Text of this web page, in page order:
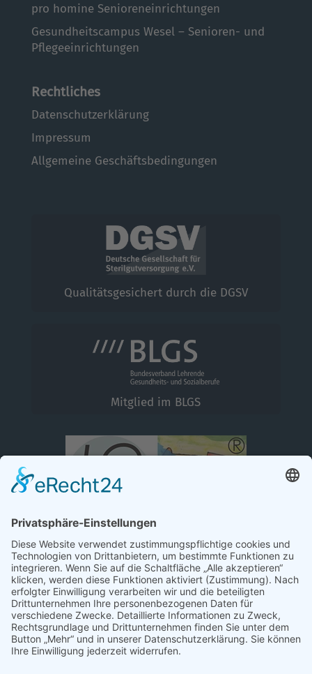
pro homine Senioreneinrichtungen
Gesundheitscampus Wesel – Senioren- und
Pflegeeinrichtungen
Rechtliches
Datenschutzerklärung
Impressum
Allgemeine Geschäftsbedingungen
Qualitätsgesichert durch die DGSV
Mitglied im BLGS